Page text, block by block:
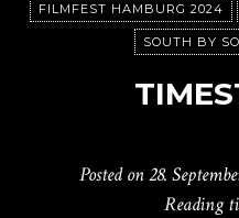
FILMFEST HAMBURG 2024
SOUTH BY
Posted on28.
Reading